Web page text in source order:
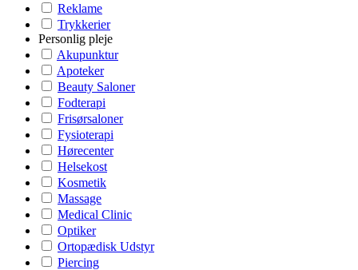
Reklame
Trykkerier
Personlig pleje
Akupunktur
Apoteker
Beauty Saloner
Fodterapi
Frisørsaloner
Fysioterapi
Hørecenter
Helsekost
Kosmetik
Massage
Medical Clinic
Optiker
Ortopædisk Udstyr
Piercing